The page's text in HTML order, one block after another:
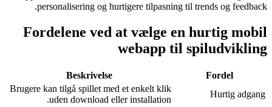
personalisering og hurtigere tilpasning til trends og feedback.
Fordelene ved at vælge en hurtig mobil
webapp til spiludvikling
Fordel
Beskrivelse
Hurtig adgang
Brugere kan tilgå spillet med et enkelt klik
uden download eller installation.